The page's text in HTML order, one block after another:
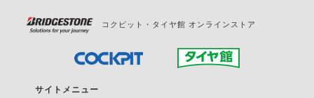
コクピット・タイヤ館 オンラインストア
サイトメニュー